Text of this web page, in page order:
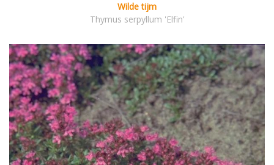
Wilde tijm
Thymus serpyllum 'Elfin'